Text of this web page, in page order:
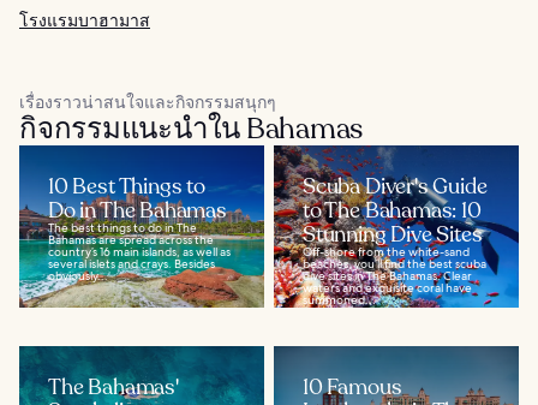
โรงแรมบาฮามาส
เรื่องราวน่าสนใจและกิจกรรมสนุกๆ
กิจกรรมแนะนำใน Bahamas
10 Best Things to
Do in The Bahamas
The best things to do in The
Bahamas are spread across the
country’s 16 main islands, as well as
several islets and crays. Besides
obviously...
Scuba Diver's Guide
to The Bahamas: 10
Stunning Dive Sites
Off-shore from the white-sand
beaches, you’ll find the best scuba
dive sites in The Bahamas. Clear
waters and exquisite coral have
summoned...
The Bahamas'
10 Famous